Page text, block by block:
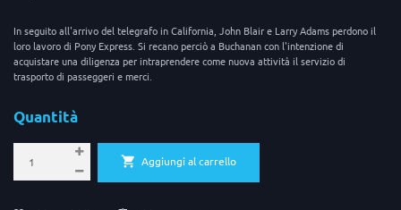
In seguito all'arrivo del telegrafo in California, John Blair e Larry Adams perdono il
loro lavoro di Pony Express. Si recano perciò a Buchanan con l'intenzione di
acquistare una diligenza per intraprendere come nuova attività il servizio di
trasporto di passeggeri e merci.
Quantità
Aggiungi al carrello